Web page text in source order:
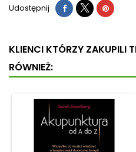
Udostępnij
KLIENCI KTÓRZY ZAKUPILI
RÓWNIEŻ: